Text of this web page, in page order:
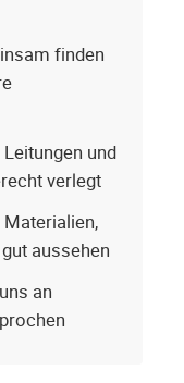
finden
Leitungen und
verlegt
Materialien,
aussehen
an